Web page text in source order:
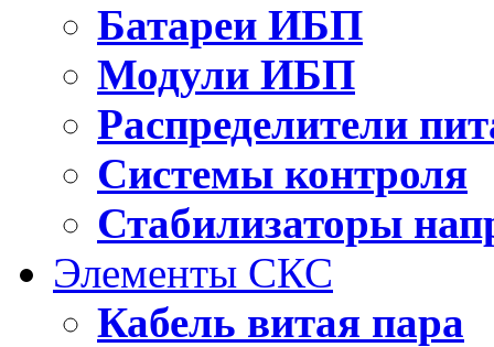
Батареи ИБП
Модули ИБП
Распределители
Системы контроля
Стабилизаторы
Элементы СКС
Кабель витая пара